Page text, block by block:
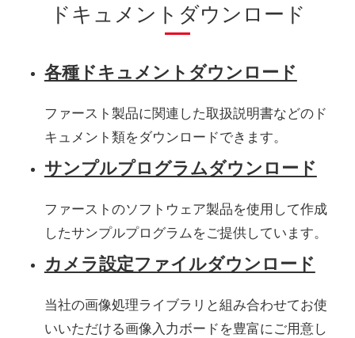
ドキュメントダウンロード
各種ドキュメントダウンロード
ファースト製品に関連した取扱説明書などのド
キュメント類をダウンロードできます。
サンプルプログラムダウンロード
ファーストのソフトウェア製品を使用して作成
したサンプルプログラムをご提供しています。
カメラ設定ファイルダウンロード
当社の画像処理ライブラリと組み合わせてお使
いいただける画像入力ボードを豊富にご用意し